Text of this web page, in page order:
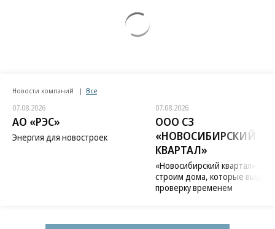
Новости компаний Все
07.08.2026
АО «РЭС»
Энергия для новостроек
07.08.2026
ООО СЗ
«НОВОСИБИРСКИЙ
КВАРТАЛ»
«Новосибирский квартал»:
строим дома, которые
проверку временем